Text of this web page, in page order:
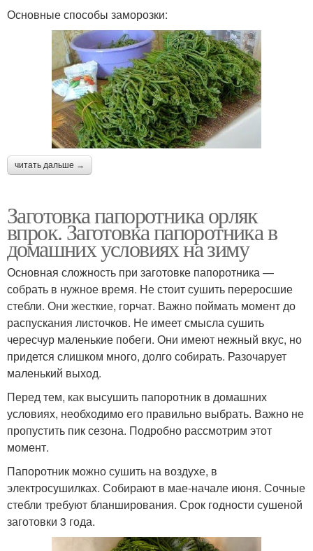
Основные способы заморозки:
читать дальше →
Заготовка папоротника орляк
впрок. Заготовка папоротника в
домашних условиях на зиму
Основная сложность при заготовке папоротника —
собрать в нужное время. Не стоит сушить переросшие
стебли. Они жесткие, горчат. Важно поймать момент до
распускания листочков. Не имеет смысла сушить
чересчур маленькие побеги. Они имеют нежный вкус, но
придется слишком много, долго собирать. Разочарует
маленький выход.
Перед тем, как высушить папоротник в домашних
условиях, необходимо его правильно выбрать. Важно не
пропустить пик сезона. Подробно рассмотрим этот
момент.
Папоротник можно сушить на воздухе, в
электросушилках. Собирают в мае-начале июня. Сочные
стебли требуют бланширования. Срок годности сушеной
заготовки 3 года.